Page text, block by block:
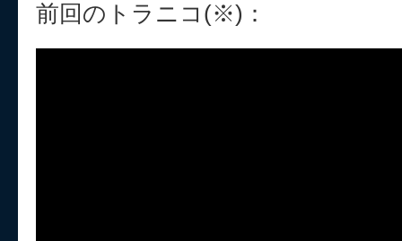
前回のトラニコ(※)：